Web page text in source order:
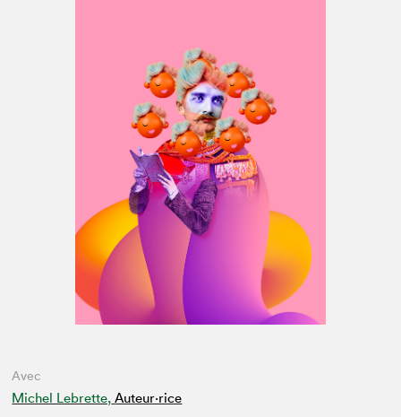
Avec
Michel Lebrette, Auteur·rice